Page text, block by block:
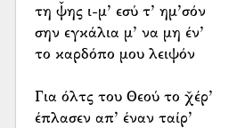
τη ψ̌ης ι-μ’ εσύ τ’ ημ’σόν
σην εγκάλια μ’ να μη έν’
το καρδόπο μου λειψόν
Για όλτς του Θεού το χ̌έρ’
έπλασεν απ’ έναν ταίρ’